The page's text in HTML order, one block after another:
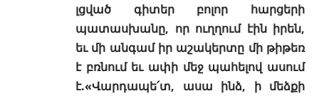
լցված գիտեր բոլոր հարցերի
պատասխանը, որ ուղղում էին իրեն,
եւ մի անգամ իր աշակերտը մի թիթեռ
է բռնում եւ ափի մեջ պահելով ասում
է.«Վարդապե՛տ, ասա ինձ, ի մեձքի